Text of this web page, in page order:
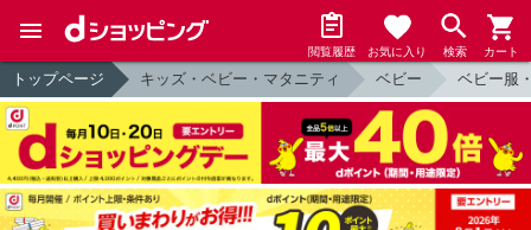
閲覧履歴 お気に入り 検索 カート
トップページ キッズ・ベビー・マタニティ ベビー ベビー服